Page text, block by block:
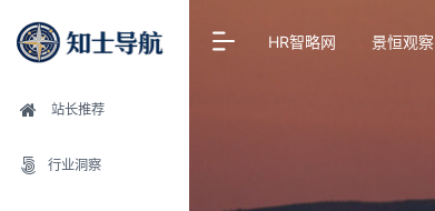
站长推荐
行业洞察
HR智略网 景恒观察